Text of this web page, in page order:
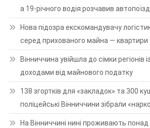
а 19-річного водія розчавив автопоїзд
Нова підозра екскомандувачу
серед прихованого майна — квартири
Вінниччина увійшла до сімки регіонів
доходами від майнового податку
138 згортків для «закладок» та 300
поліцейські Вінниччини зібрали
На Вінниччині нині проживають понад